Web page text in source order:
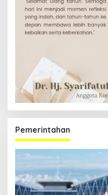
Pemerintahan